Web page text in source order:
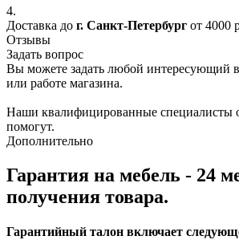
4.
Доставка до г. Санкт-Петербург от 4000
Отзывы
Задать вопрос
Вы можете задать любой интересующий
или работе магазина.
Наши квалифицированные специалисты
помогут.
Дополнительно
Гарантия на мебель - 24
получения товара.
Гарантийный талон включает